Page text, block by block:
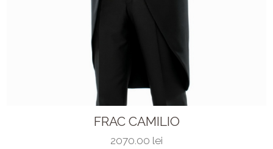
FRAC CAMILIO
2070.00 lei